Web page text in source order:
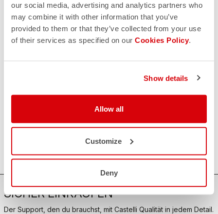
our social media, advertising and analytics partners who
may combine it with other information that you’ve
provided to them or that they’ve collected from your use
of their services as specified on our Cookies Policy.
Show details
Allow all
Customize
Deny
email
KONTAKT
Haben Sie eine Frage an uns?
innerhalb von 30 Tagen nach der Lieferung
quizHaben Sie noch weitere Fragen?
Kein Problem, wir haben alle Antworten!
SICHER EINKAUFEN
Der Support, den du brauchst, mit Castelli Qualität in jedem Detail.